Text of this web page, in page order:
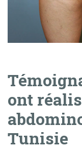
ont
Tunisie